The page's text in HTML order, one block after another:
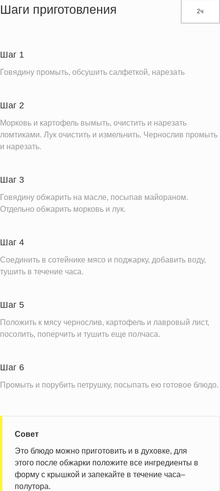
Жиры
Пищевые волокна
Холестерин
61.5 мг
Железо
Фолиевая кислота
Витамин С
22.7 мг
Витамин А
195.9 IU
Насыщенные жиры
Информация для одной порции
Шаги приготовления 2ч
Шаг 1
Говядину промыть, обсушить салфеткой, нарезать
Шаг 2
Морковь и картофель вымыть, очистить и нарезать
ломтиками. Лук очистить и измельчить. Чернослив промыть
и нарезать.
Шаг 3
Говядину обжарить на масле, посыпав майораном.
Отдельно обжарить морковь и лук.
Шаг 4
Соединить в сотейнике мясо и поджарку, добавить воду,
тушить в течение часа.
Шаг 5
Положить к мясу чернослив, картофель и лавровый лист,
посолить, поперчить и тушить еще полчаса.
Шаг 6
Промыть и порубить петрушку, посыпать ею готовое блюдо.
Совет
Это блюдо можно приготовить и в духовке, для
этого после обжарки положите все ингредиенты в
форму с крышкой и запекайте в течение часа–
полутора.